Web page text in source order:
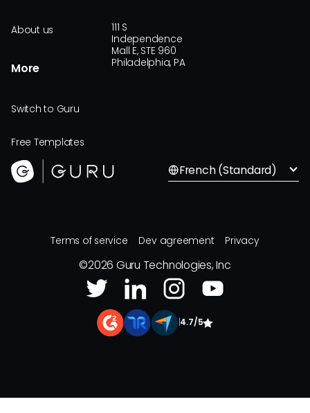
About us
More
Switch to Guru
Free Templates
111 S
Independence
Mall E, STE 960
Philadelphia, PA
French (Standard)
Terms of service Dev agreement Privacy
©2026 Guru Technologies, Inc
4.7/5